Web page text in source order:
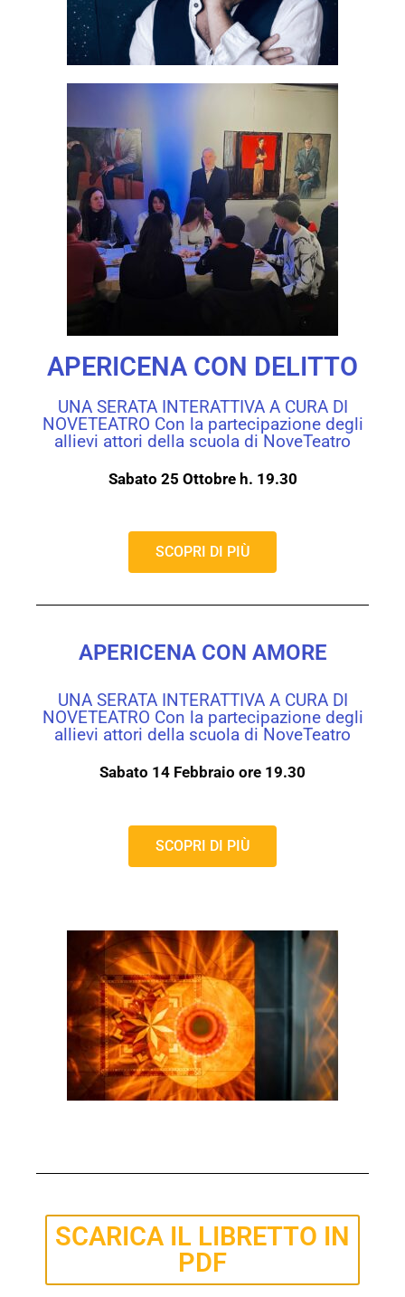
APERICENA CON DELITTO
UNA SERATA INTERATTIVA A CURA DI
NOVETEATRO Con la partecipazione degli
allievi attori della scuola di NoveTeatro
Sabato 25 Ottobre h. 19.30
SCOPRI DI PIÙ
APERICENA CON AMORE
UNA SERATA INTERATTIVA A CURA DI
NOVETEATRO Con la partecipazione degli
allievi attori della scuola di NoveTeatro​
Sabato 14 Febbraio ore 19.30
SCOPRI DI PIÙ
SCARICA IL LIBRETTO IN
PDF